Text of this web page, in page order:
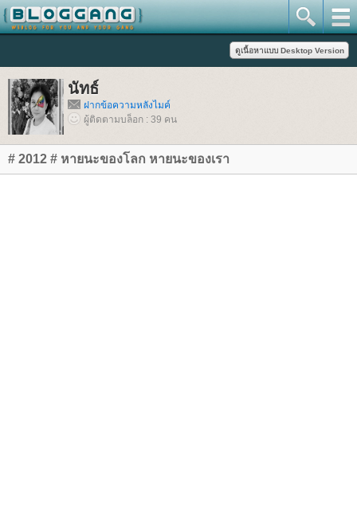
นัทธ์
ฝากข้อความหลังไมค์
ผู้ติดตามบล็อก : 39 คน
# 2012 # หายนะของโลก หายนะของเรา